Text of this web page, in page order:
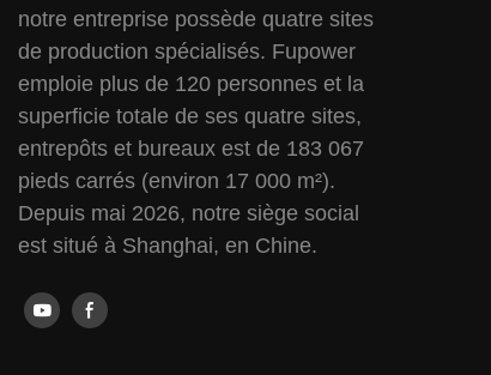
notre entreprise possède quatre sites
de production spécialisés. Fupower
emploie plus de 120 personnes et la
superficie totale de ses quatre sites,
entrepôts et bureaux est de 183 067
pieds carrés (environ 17 000 m²).
Depuis mai 2026, notre siège social
est situé à Shanghai, en Chine.